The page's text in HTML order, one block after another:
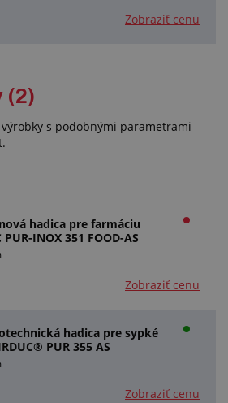
Zobraziť cenu
(2)
s podobnými parametrami
hadica pre farmáciu
PUR-INOX 351 FOOD-AS
Zobraziť cenu
hadica pre sypké
PUR 355 AS
Zobraziť cenu